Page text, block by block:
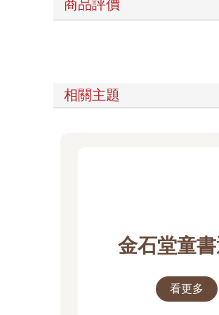
商品評價
相關主題
金石堂童
看更多